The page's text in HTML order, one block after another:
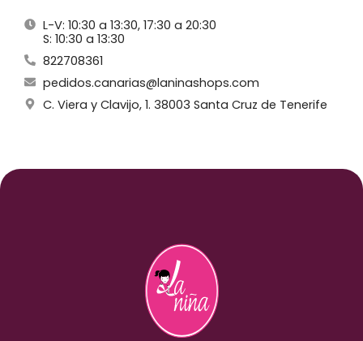
L-V: 10:30 a 13:30, 17:30 a 20:30
S: 10:30 a 13:30
822708361
pedidos.canarias@laninashops.com
C. Viera y Clavijo, 1. 38003 Santa Cruz de Tenerife